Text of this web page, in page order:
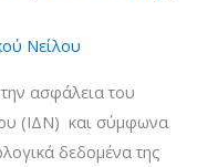
Νείλου
ασφάλεια του
(ΙΔΝ) και σύμφωνα
δεδομένα της